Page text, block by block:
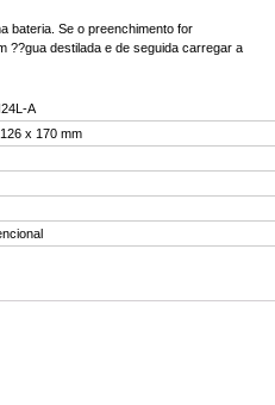
bateria. Se o preenchimento for
??gua destilada e de seguida carregar a
A
x 170 mm